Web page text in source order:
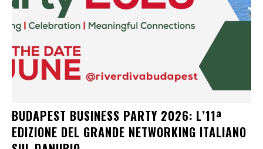
BUDAPEST BUSINESS PARTY 2026: L’11ª
EDIZIONE DEL GRANDE NETWORKING ITALIANO